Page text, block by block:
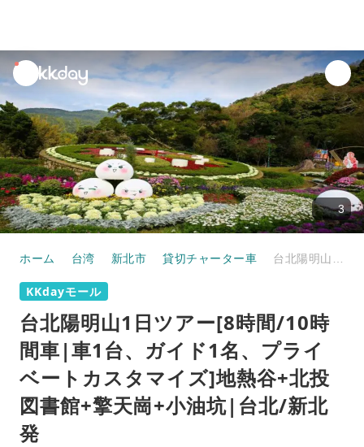
unread
notifications
3
ホーム 台湾 新北市 貸切チャーター車
KKdayモール
台北陽明山1日ツアー[8時間/10時
間車|車1台、ガイド1名、プライ
ベートカスタマイズ]地熱谷+北投
図書館+擎天崗+小油坑|台北/新北
発